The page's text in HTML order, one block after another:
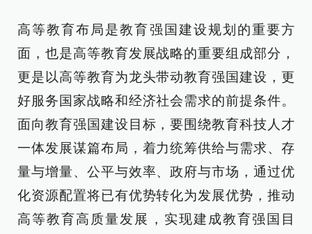
高等教育布局是教育强国建设规划的重要方
面，也是高等教育发展战略的重要组成部分，
更是以高等教育为龙头带动教育强国建设，更
好服务国家战略和经济社会需求的前提条件。
面向教育强国建设目标，要围绕教育科技人才
一体发展谋篇布局，着力统筹供给与需求、存
量与增量、公平与效率、政府与市场，通过优
化资源配置将已有优势转化为发展优势，推动
高等教育高质量发展，实现建成教育强国目